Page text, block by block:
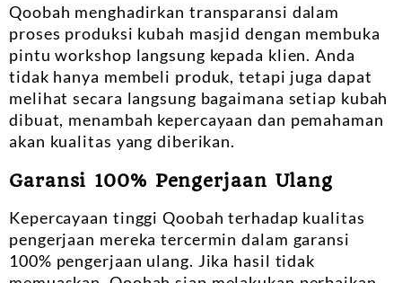
Qoobah menghadirkan transparansi dalam
proses produksi kubah masjid dengan membuka
pintu workshop langsung kepada klien. Anda
tidak hanya membeli produk, tetapi juga dapat
melihat secara langsung bagaimana setiap kubah
dibuat, menambah kepercayaan dan pemahaman
akan kualitas yang diberikan.
Garansi 100% Pengerjaan Ulang
Kepercayaan tinggi Qoobah terhadap kualitas
pengerjaan mereka tercermin dalam garansi
100% pengerjaan ulang. Jika hasil tidak